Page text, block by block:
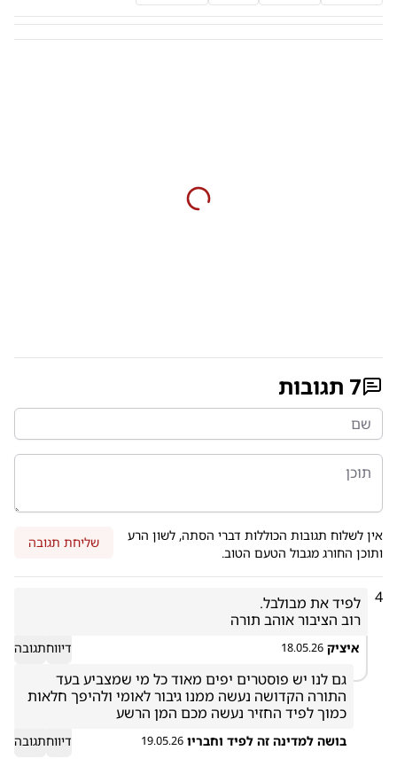
7 תגובות
אין לשלוח תגובות הכוללות דברי הסתה, לשון הרע
ותוכן החורג מגבול הטעם הטוב.
שליחת תגובה
4
רוב הציבור אוהב תורה
איציק 18.05.26 דיווחתגובה
כמוך לפיד החזיר נעשה מכם המן הרשע
בושה למדינה זה לפיד וחבריו 19.05.26 דיווחתגובה